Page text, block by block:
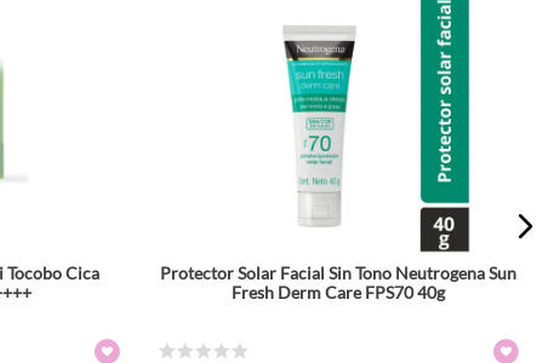
Cica
Protector Solar Facial Sin Tono Neutrogena Sun
Fresh Derm Care FPS70 40g